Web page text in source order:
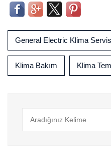
General Electric Klima
Klima Bakım Klima